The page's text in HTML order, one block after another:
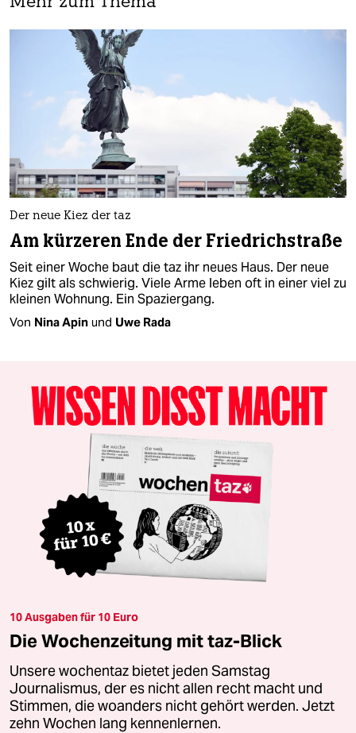
Der neue Kiez der taz
Am kürzeren Ende der Friedrichstraße
Seit einer Woche baut die taz ihr neues Haus. Der neue
Kiez gilt als schwierig. Viele Arme leben oft in einer viel zu
kleinen Wohnung. Ein Spaziergang.
Von Nina Apin und Uwe Rada
10 Ausgaben für 10 Euro
Die Wochenzeitung mit taz-Blick
Unsere wochentaz bietet jeden Samstag
Journalismus, der es nicht allen recht macht und
Stimmen, die woanders nicht gehört werden. Jetzt
zehn Wochen lang kennenlernen.